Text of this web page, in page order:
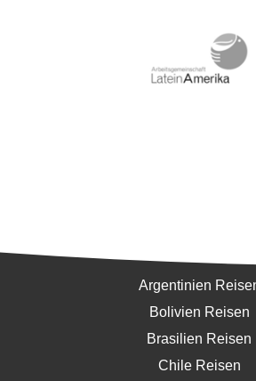
Argentinien
Bolivien Reisen
Brasilien Reisen
Chile Reisen